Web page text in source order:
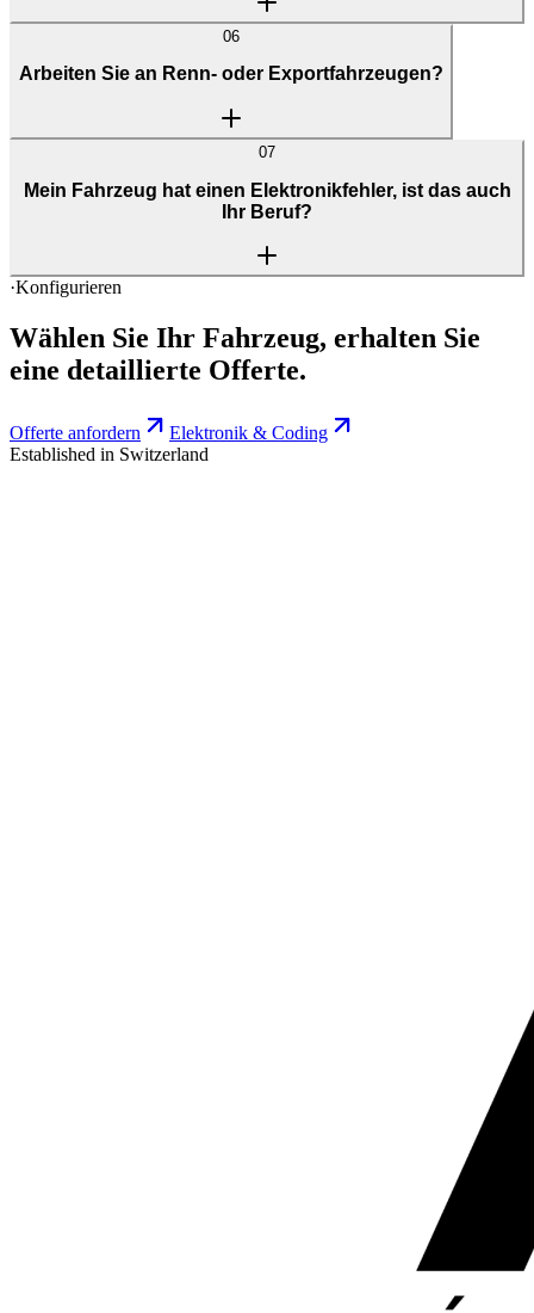
06
Arbeiten Sie an Renn- oder Exportfahrzeugen?
07
Mein Fahrzeug hat einen Elektronikfehler, ist das auch
Ihr Beruf?
·Konfigurieren
Wählen Sie Ihr Fahrzeug, erhalten Sie
eine detaillierte Offerte.
Offerte anfordern
Elektronik & Coding
Established in Switzerland